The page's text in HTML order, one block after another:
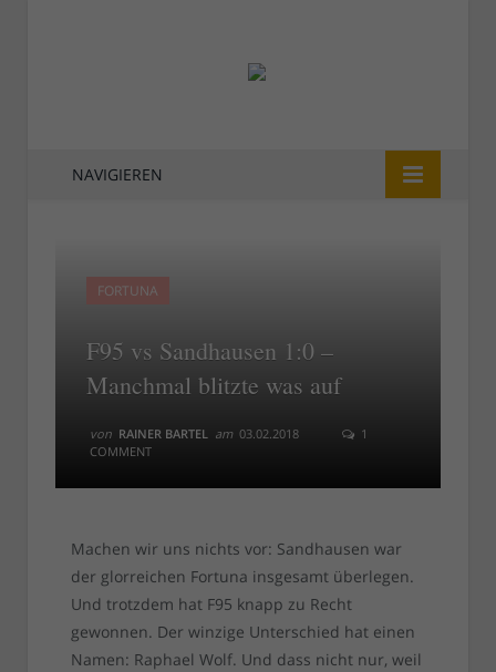
NAVIGIEREN
FORTUNA
F95 vs Sandhausen 1:0 –
Manchmal blitzte was auf
von RAINER BARTEL am 03.02.2018
1
COMMENT
Machen wir uns nichts vor: Sandhausen war
der glorreichen Fortuna insgesamt überlegen.
Und trotzdem hat F95 knapp zu Recht
gewonnen. Der winzige Unterschied hat einen
Namen: Raphael Wolf. Und dass nicht nur, weil